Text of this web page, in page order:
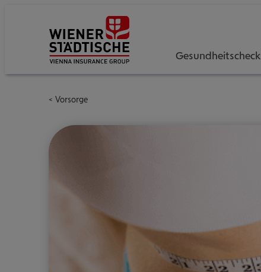
Gesundheitscheck
Vorsorge